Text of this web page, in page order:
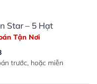
Star – 5 Hạt
Tận Nơi
trước, hoặc miễn